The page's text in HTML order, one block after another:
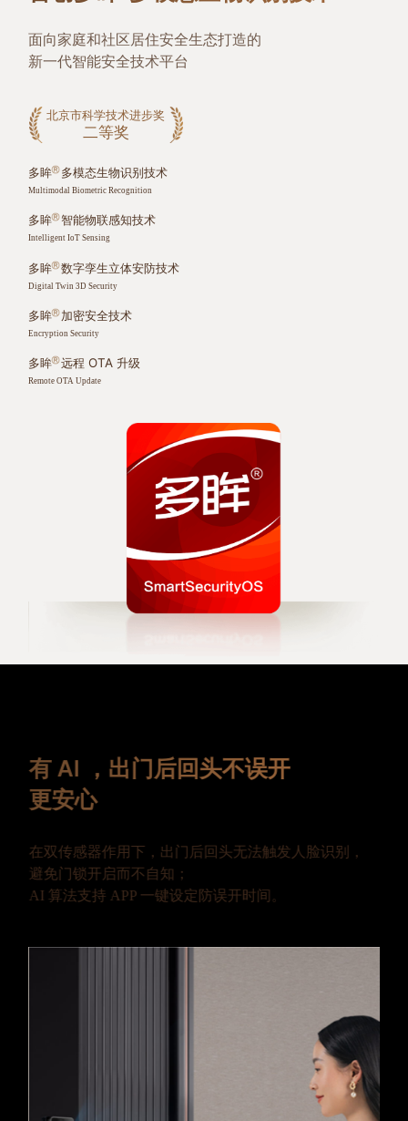
面向家庭和社区居住安全生态打造的
新一代智能安全技术平台
北京市科学技术进步奖
二等奖
多眸 多模态生物识别技术
Multimodal Biometric Recognition
多眸 智能物联感知技术
Intelligent IoT Sensing
多眸 数字孪生立体安防技术
Digital Twin 3D Security
多眸 加密安全技术
Encryption Security
多眸 远程 OTA 升级
Remote OTA Update
有 AI ，出门后回头不误开
更安心
在双传感器作用下，出门后回头无法触发人脸识别，
避免门锁开启而不自知；
AI 算法支持 APP 一键设定防误开时间。